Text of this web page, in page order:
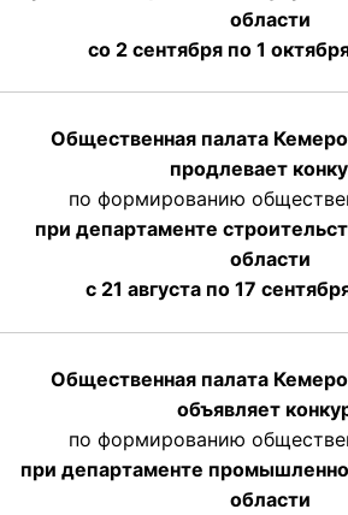
области
со 2 сентября по 1
Общественная палата
продлевает
по формированию
при департаменте
области
с 21 августа по 17
Общественная палата
объявляет
по формированию
при департаменте
области